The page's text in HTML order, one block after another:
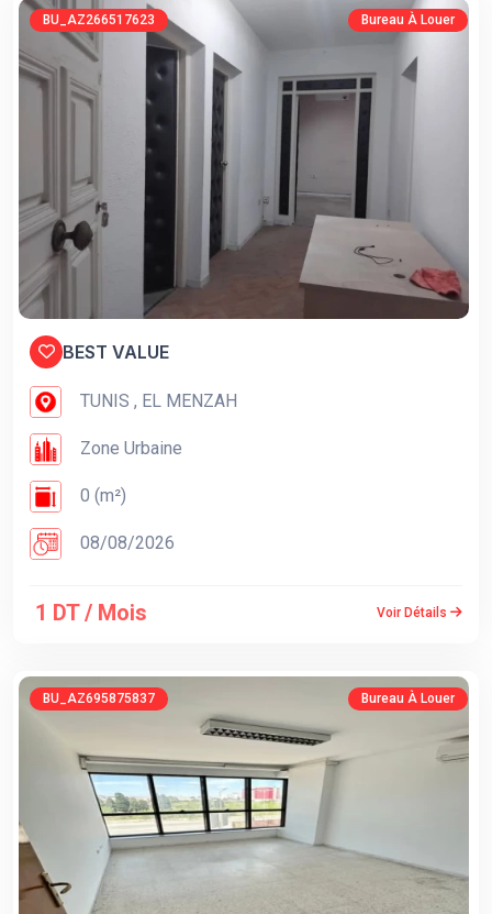
BU_AZ266517623 Bureau À Louer
BEST VALUE
TUNIS , EL MENZAH
Zone Urbaine
0 (m²)
08/08/2026
1 DT / Mois Voir Détails
BU_AZ695875837 Bureau À Louer